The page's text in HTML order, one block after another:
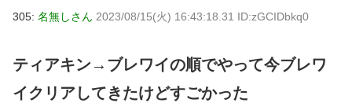
305: 名無しさん 2023/08/15(火) 16:43:18.31 ID:zGCIDbkq0
ティアキン→ブレワイの順でやって今ブレワ
イクリアしてきたけどすごかった